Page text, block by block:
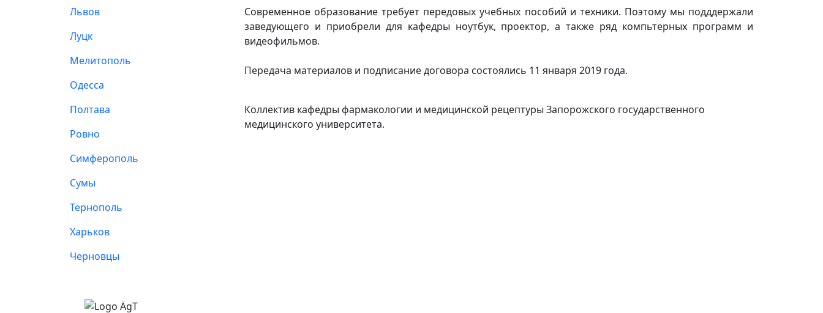
Львов
Луцк
Мелитополь
Одесса
Полтава
Ровно
Симферополь
Сумы
Тернополь
Харьков
Черновцы
Современное образование требует передовых учебных пособий и техники. Поэтому мы подддержали
заведующего и приобрели для кафедры ноутбук, проектор, а также ряд компьтерных программ и
видеофильмов.
Передача материалов и подписание договора состоялись 11 января 2019 года.
Коллектив кафедры фармакологии и медицинской рецептуры Запорожского государственного
медицинского университета.